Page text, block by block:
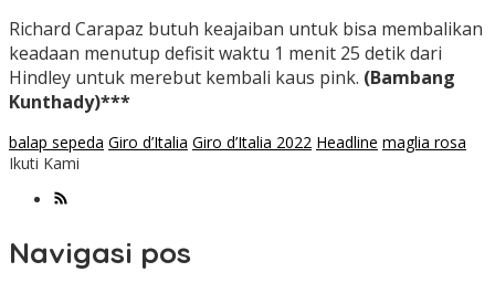
Richard Carapaz butuh keajaiban untuk bisa membalikan
keadaan menutup defisit waktu 1 menit 25 detik dari
Hindley untuk merebut kembali kaus pink. (Bambang
Kunthady)***
balap sepeda Giro d’Italia Giro d’Italia 2022 Headline maglia rosa
Ikuti Kami
Navigasi pos